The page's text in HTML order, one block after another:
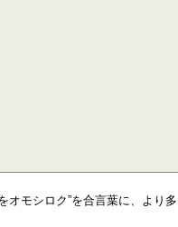
オモシロク”を合言葉に、より